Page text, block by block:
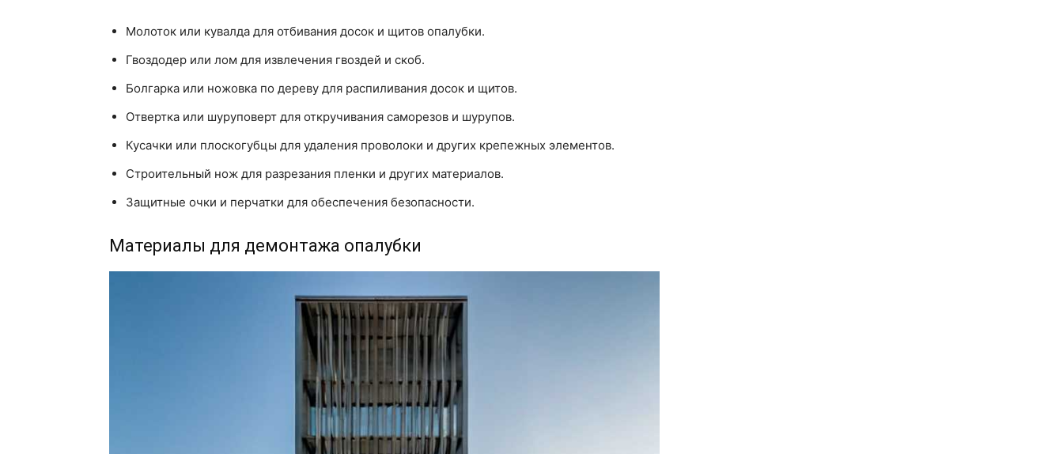
Молоток или кувалда для отбивания досок и щитов опалубки.
Гвоздодер или лом для извлечения гвоздей и скоб.
Болгарка или ножовка по дереву для распиливания досок и щитов.
Отвертка или шуруповерт для откручивания саморезов и шурупов.
Кусачки или плоскогубцы для удаления проволоки и других крепежных элементов.
Строительный нож для разрезания пленки и других материалов.
Защитные очки и перчатки для обеспечения безопасности.
Материалы для демонтажа опалубки